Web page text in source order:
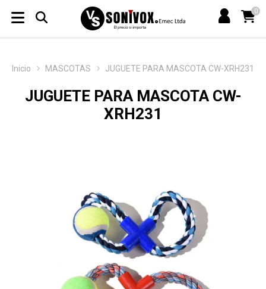
0
Inicio MASCOTAS JUGUETE PARA MASCOTA CW-XRH231
JUGUETE PARA MASCOTA CW-
XRH231